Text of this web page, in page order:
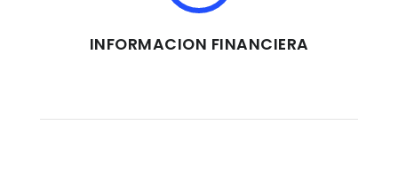
INFORMACION FINANCIERA